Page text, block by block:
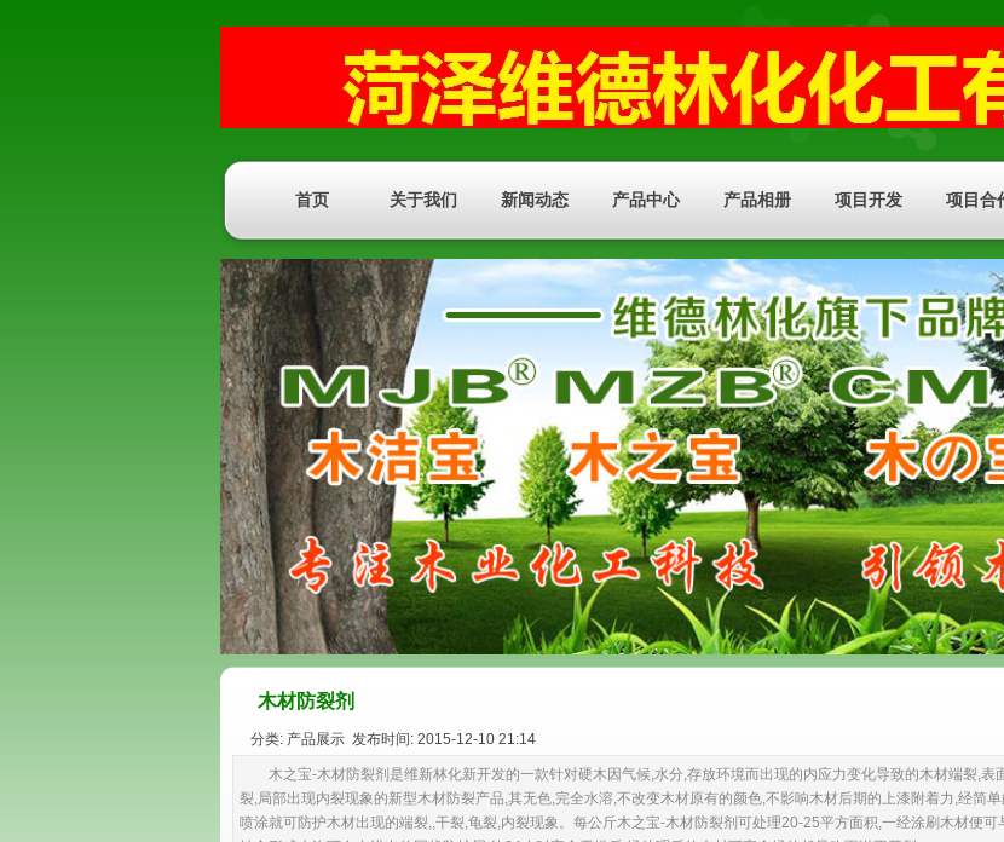
首页 关于我们 新闻动态 产品中心 产品相册 项目开发 项目合
木材防裂剂
分类: 产品展示 发布时间: 2015-12-10 21:14
木之宝-木材防裂剂是维新林化新开发的一款针对硬木因气候,水分,存放环境而出现的内应力变化导致的木材端裂,表
裂,局部出现内裂现象的新型木材防裂产品,其无色,完全水溶,不改变木材原有的颜色,不影响木材后期的上漆附着力,经简
喷涂就可防护木材出现的端裂,,干裂,龟裂,内裂现象。每公斤木之宝-木材防裂剂可处理20-25平方面积,一经涂刷木材便可